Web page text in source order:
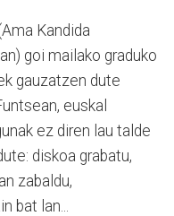
Kandida
goi mailako graduko
gauzatzen dute
euskal
ez diren lau talde
diskoa grabatu,
zabaldu,
bat lan...